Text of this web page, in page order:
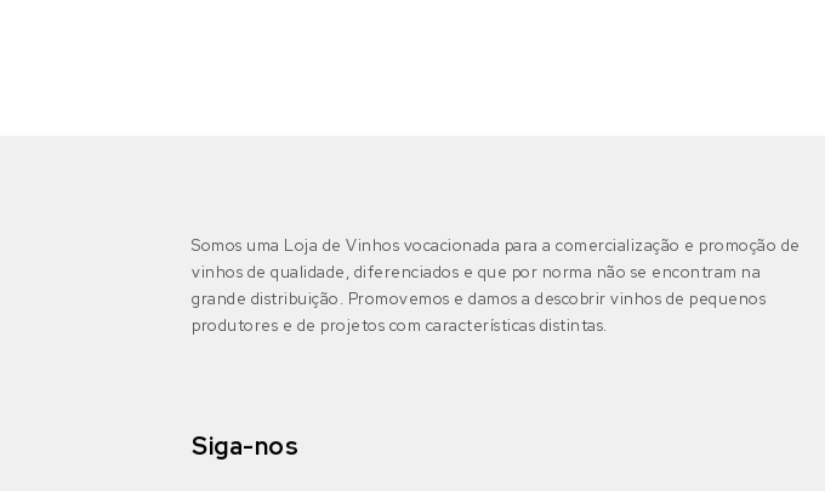
Somos uma Loja de Vinhos vocacionada para a comercialização e promoção de
vinhos de qualidade, diferenciados e que por norma não se encontram na
grande distribuição. Promovemos e damos a descobrir vinhos de pequenos
produtores e de projetos com características distintas.
Siga-nos